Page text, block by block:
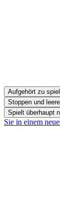
Aufgehört zu
Stoppen und
Spielt überhaupt
Sie in einem